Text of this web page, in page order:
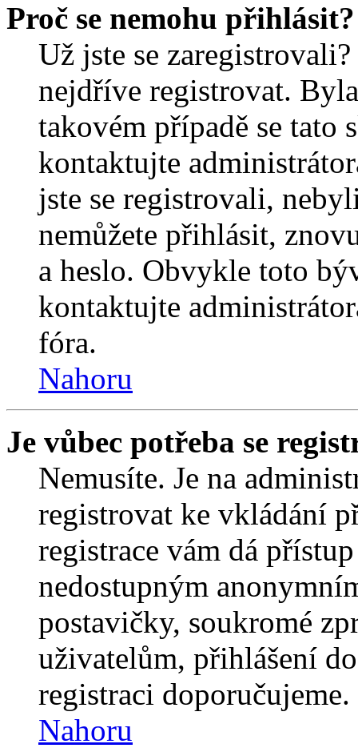
Proč se nemohu přihlásit?
Už jste se
nejdříve registrovat.
takovém případě se tato
kontaktujte
jste se registrovali,
nemůžete přihlásit,
a heslo. Obvykle toto
kontaktujte
fóra.
Nahoru
Je vůbec potřeba se
Nemusíte. Je na
registrovat ke vkládání
registrace vám dá
nedostupným
postavičky, soukromé
uživatelům, přihlášení
registraci
Nahoru